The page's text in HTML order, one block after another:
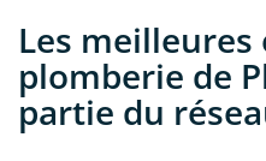
Les
plomberie de
partie du